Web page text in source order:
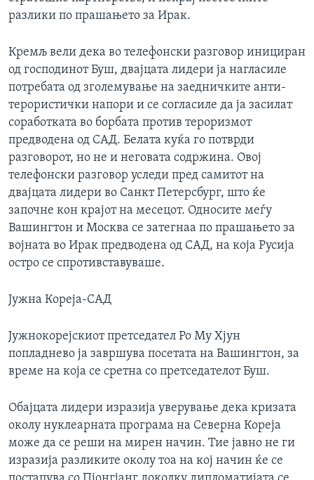
разлики по прашањето за Ирак.
Кремљ вели дека во телефонски разговор инициран
од господинот Буш, двајцата лидери ја нагласиле
потребата од зголемување на заедничките анти-
терористички напори и се согласиле да ја засилат
соработката во борбата против тероризмот
предводена од САД. Белата куќа го потврди
разговорот, но не и неговата содржина. Овој
телефонски разговор уследи пред самитот на
двајцата лидери во Санкт Петерсбург, што ќе
започне кон крајот на месецот. Односите меѓу
Вашингтон и Москва се затегнаа по прашањето за
војната во Ирак предводена од САД, на која Русија
остро се спротивставуваше.
Јужна Кореја-САД
Јужнокорејскиот претседател Ро Му Хјун
попладнево ја завршува посетата на Вашингтон, за
време на која се сретна со претседателот Буш.
Обајцата лидери изразија уверување дека кризата
околу нуклеарната програма на Северна Кореја
може да се реши на мирен начин. Тие јавно не ги
изразија разликите околу тоа на кој начин ќе се